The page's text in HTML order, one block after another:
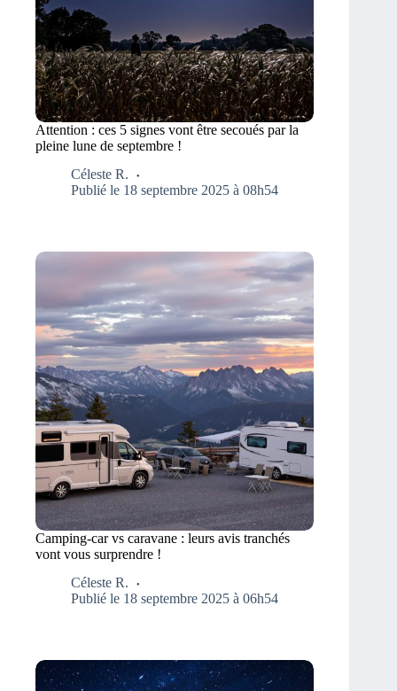
Attention : ces 5 signes vont être secoués par la
pleine lune de septembre !
Céleste R.
Publié le 18 septembre 2025 à 08h54
Camping-car vs caravane : leurs avis tranchés
vont vous surprendre !
Céleste R.
Publié le 18 septembre 2025 à 06h54